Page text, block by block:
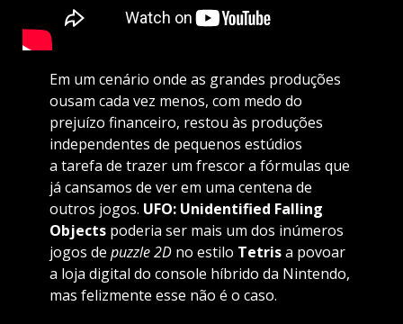
Em um cenário onde as grandes produções
ousam cada vez menos, com medo do
prejuízo financeiro, restou às produções
independentes de pequenos estúdios
a tarefa de trazer um frescor a fórmulas que
já cansamos de ver em uma centena de
outros jogos. UFO: Unidentified Falling
Objectspoderia ser mais um dos inúmeros
jogos de puzzle2Dno estilo Tetrisa povoar
a loja digital do console híbrido da Nintendo,
mas felizmente esse não é o caso.